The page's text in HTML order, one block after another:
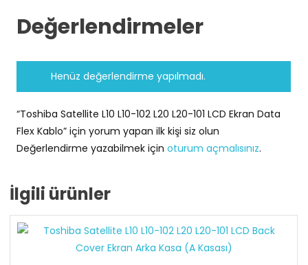
Değerlendirmeler
Henüz değerlendirme yapılmadı.
“Toshiba Satellite L10 L10-102 L20 L20-101 LCD Ekran Data
Flex Kablo” için yorum yapan ilk kişi siz olun
Değerlendirme yazabilmek içinoturum açmalısınız.
İlgili ürünler